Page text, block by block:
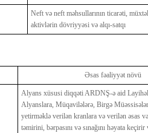
Neft və neft məhsullarının ticarəti,
aktivlərin dövriyyəsi və alqı-satqı
Əsas fəaliyyət növü
Alyans xüsusi diqqəti ARDNŞ-ə aid
Alyanslara, Müqavilələrə, Birgə
yetirməklə verilən kranlara və verilən əsas
təmirini, bərpasını və sınağını həyata